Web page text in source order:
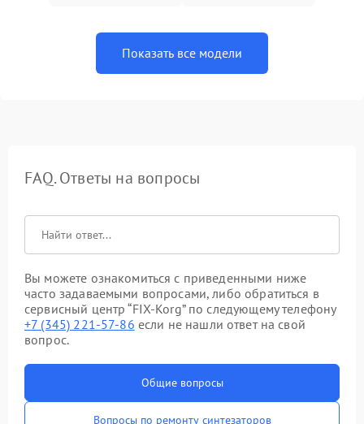
Показать все модели
FAQ. Ответы на вопросы
Вы можете ознакомиться с приведенными ниже
часто задаваемыми вопросами, либо обратиться в
сервисный центр “FIX-Korg” по следующему телефону
+7 (345) 221-57-86 если не нашли ответ на свой
вопрос.
Общие вопросы
Вопросы по ремонту синтезаторов